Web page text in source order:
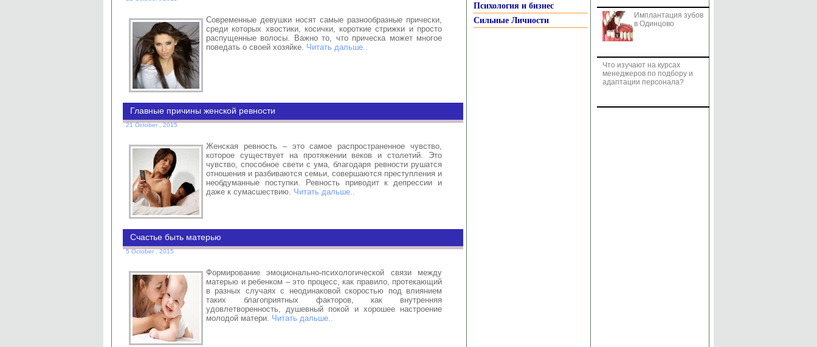
Современные девушки носят самые разнообразные прически,
среди которых хвостики, косички, короткие стрижки и просто
распущенные волосы. Важно то, что прическа может многое
поведать о своей хозяйке. Читать дальше..
Главные причины женcкой ревности
21 October , 2015
Женская ревность – это самое распространенное чувство,
которое существует на протяжении веков и столетий. Это
чувство, способное свети с ума, благодаря ревности рушатся
отношения и разбиваются семьи, совершаются преступления и
необдуманные поступки. Ревность приводит к депрессии и
даже к сумасшествию. Читать дальше..
Счастье быть матерью
5 October , 2015
Формирование эмоционально-психологической связи между
матерью и ребенком – это процесс, как правило, протекающий
в разных случаях с неодинаковой скоростью под влиянием
таких благоприятных факторов, как внутренняя
удовлетворенность, душевный покой и хорошее настроение
молодой матери. Читать дальше..
Психология и бизнес
Сильные Личности
Имплантация зубов
в Одинцово
Что изучают на курсах
менеджеров по подбору и
адаптации персонала?